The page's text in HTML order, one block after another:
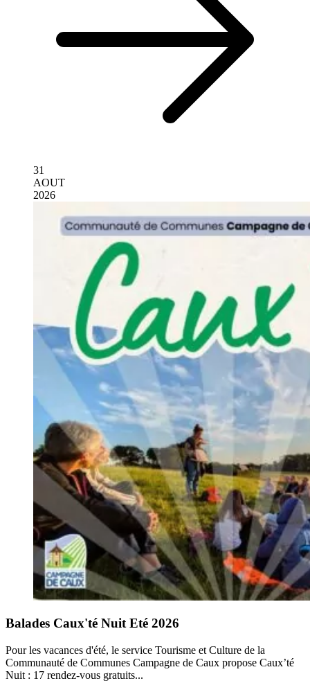
31
AOUT
2026
Balades Caux'té Nuit Eté 2026
Pour les vacances d'été, le service Tourisme et Culture de la
Communauté de Communes Campagne de Caux propose Caux’té
Nuit : 17 rendez-vous gratuits...